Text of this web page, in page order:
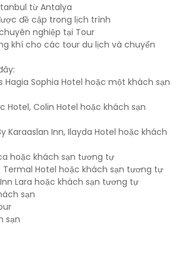
từ Antalya
đề cập trong lịch trình
nghiệp tại Tour
khí cho các tour du lịch và chuyển
Hagia Sophia Hotel hoặc một khách sạn
Hotel, Colin Hotel hoặc khách sạn
Karaaslan Inn, Ilayda Hotel hoặc khách
hoặc khách sạn tương tự
Termal Hotel hoặc khách sạn tương tự
Lara hoặc khách sạn tương tự
sạn
sạn